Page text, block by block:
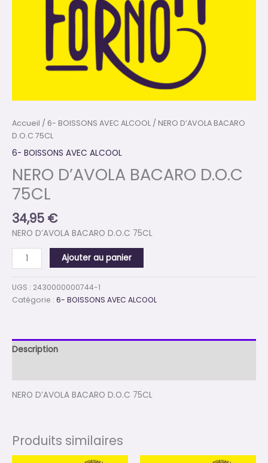
Accueil / 6- BOISSONS AVEC ALCOOL / NERO D’AVOLA BACARO
D.O.C 75CL
6- BOISSONS AVEC ALCOOL
NERO D’AVOLA BACARO D.O.C
75CL
34,95 €
NERO D’AVOLA BACARO D.O.C 75CL
Ajouter au panier
UGS : 2430000000744-1
Catégorie : 6- BOISSONS AVEC ALCOOL
Description
NERO D’AVOLA BACARO D.O.C 75CL
Produits similaires